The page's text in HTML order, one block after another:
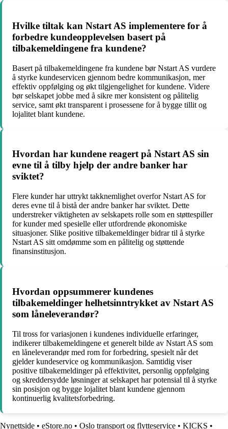
Hvilke tiltak kan Nstart AS implementere for å
forbedre kundeopplevelsen basert på
tilbakemeldingene fra kundene?
Basert på tilbakemeldingene fra kundene bør Nstart AS vurdere
å styrke kundeservicen gjennom bedre kommunikasjon, mer
effektiv oppfølging og økt tilgjengelighet for kundene. Videre
bør selskapet jobbe med å sikre mer konsistent og pålitelig
service, samt økt transparent i prosessene for å bygge tillit og
lojalitet blant kundene.
Hvordan har kundene reagert på Nstart AS sin
evne til å tilby hjelp der andre banker har
sviktet?
Flere kunder har uttrykt takknemlighet overfor Nstart AS for
deres evne til å bistå der andre banker har sviktet. Dette
understreker viktigheten av selskapets rolle som en støttespiller
for kunder med spesielle eller utfordrende økonomiske
situasjoner. Slike positive tilbakemeldinger bidrar til å styrke
Nstart AS sitt omdømme som en pålitelig og støttende
finansinstitusjon.
Hvordan oppsummerer kundenes
tilbakemeldinger helhetsinntrykket av Nstart AS
som låneleverandør?
Til tross for variasjonen i kundenes individuelle erfaringer,
indikerer tilbakemeldingene et generelt bilde av Nstart AS som
en låneleverandør med rom for forbedring, spesielt når det
gjelder kundeservice og kommunikasjon. Samtidig viser
positive tilbakemeldinger på effektivitet, personlig oppfølging
og skreddersydde løsninger at selskapet har potensial til å styrke
sin posisjon og bygge lojalitet blant kundene gjennom
kontinuerlig kvalitetsforbedring.
Nynettside • eStore.no • Oslo transport og flytteservice • KICKS •